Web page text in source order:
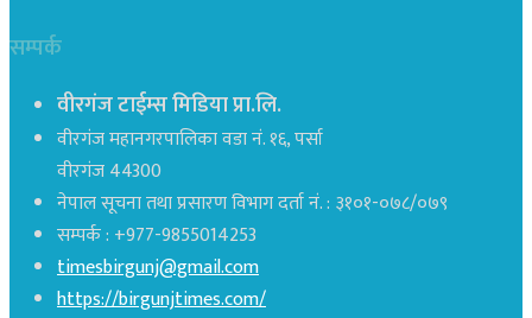
सम्पर्क
वीरगंज टाईम्स मिडिया प्रा.लि.
वीरगंज महानगरपालिका वडा नं. १६, पर्सा
वीरगंज 44300
नेपाल सूचना तथा प्रसारण विभाग दर्ता नं. : ३१०१-०७८/०७९
सम्पर्क : +977-9855014253
timesbirgunj@gmail.com
https://birgunjtimes.com/